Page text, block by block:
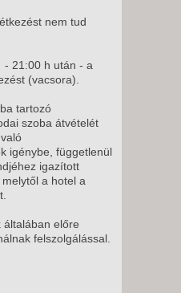
nem tud
- 21:00 h után - a
(vacsora).
tartozó
szoba átvételét
igénybe, függetlenül
igazított
a hotel a
általában előre
felszolgálással.